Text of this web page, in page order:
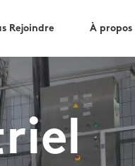
Rejoindre À propos